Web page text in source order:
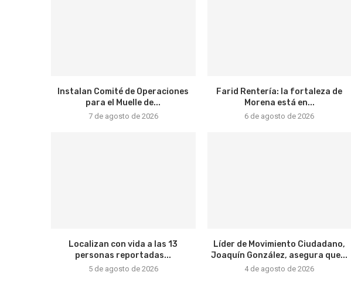
Instalan Comité de Operaciones
para el Muelle de...
7 de agosto de 2026
Farid Rentería: la fortaleza de
Morena está en...
6 de agosto de 2026
Localizan con vida a las 13
personas reportadas...
5 de agosto de 2026
Líder de Movimiento Ciudadano,
Joaquín González, asegura que...
4 de agosto de 2026